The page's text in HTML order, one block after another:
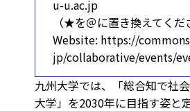
u-u.ac.jp
（★を＠に置き換えてくだ
Website: https://
jp/collaborative/events/
九州大学では、「総合知で社
大学」を2030年に目指す姿と